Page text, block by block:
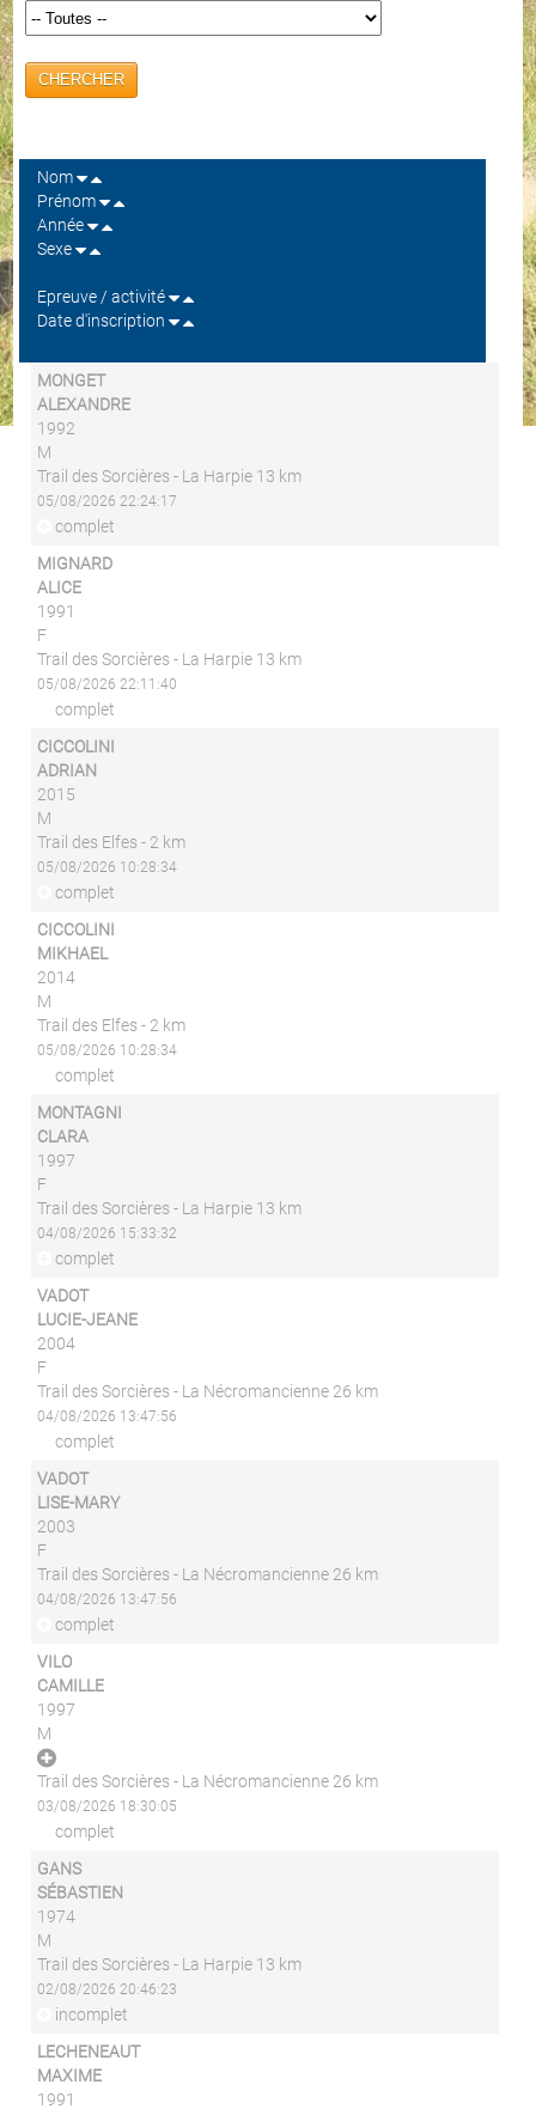
CHERCHER
Nom
Prénom
Année
Sexe
Epreuve / activité
Date d'inscription
MONGET
ALEXANDRE
1992
M
Trail des Sorcières - La Harpie 13 km
05/08/2026 22:24:17
complet
MIGNARD
ALICE
1991
F
Trail des Sorcières - La Harpie 13 km
05/08/2026 22:11:40
complet
CICCOLINI
ADRIAN
2015
M
Trail des Elfes - 2 km
05/08/2026 10:28:34
complet
CICCOLINI
MIKHAEL
2014
M
Trail des Elfes - 2 km
05/08/2026 10:28:34
complet
MONTAGNI
CLARA
1997
F
Trail des Sorcières - La Harpie 13 km
04/08/2026 15:33:32
complet
VADOT
LUCIE-JEANE
2004
F
Trail des Sorcières - La Nécromancienne 26 km
04/08/2026 13:47:56
complet
VADOT
LISE-MARY
2003
F
Trail des Sorcières - La Nécromancienne 26 km
04/08/2026 13:47:56
complet
VILO
CAMILLE
1997
M
Trail des Sorcières - La Nécromancienne 26 km
03/08/2026 18:30:05
complet
GANS
SÉBASTIEN
1974
M
Trail des Sorcières - La Harpie 13 km
02/08/2026 20:46:23
incomplet
LECHENEAUT
MAXIME
1991